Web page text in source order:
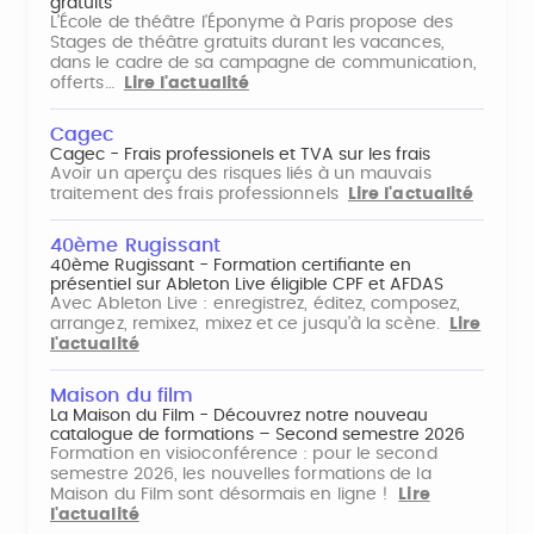
gratuits
L'École de théâtre l'Éponyme à Paris propose des
Stages de théâtre gratuits durant les vacances,
dans le cadre de sa campagne de communication,
offerts…
Lire l'actualité
Cagec
Cagec - Frais professionels et TVA sur les frais
Avoir un aperçu des risques liés à un mauvais
traitement des frais professionnels
Lire l'actualité
40ème Rugissant
40ème Rugissant - Formation certifiante en
présentiel sur Ableton Live éligible CPF et AFDAS
Avec Ableton Live : enregistrez, éditez, composez,
arrangez, remixez, mixez et ce jusqu'à la scène.
Lire
l'actualité
Maison du film
La Maison du Film - Découvrez notre nouveau
catalogue de formations – Second semestre 2026
Formation en visioconférence : pour le second
semestre 2026, les nouvelles formations de la
Maison du Film sont désormais en ligne !
Lire
l'actualité